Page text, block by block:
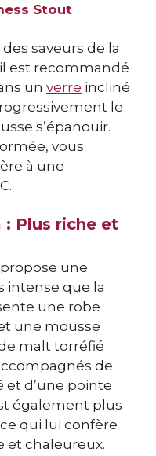
Stout
saveurs de la
est recommandé
un verre incliné
le
s’épanouir.
vous
à une
: Plus riche et
propose une
intense que la
une robe
une mousse
malt torréfié
de
et d’une pointe
également plus
qui lui confère
et chaleureux.